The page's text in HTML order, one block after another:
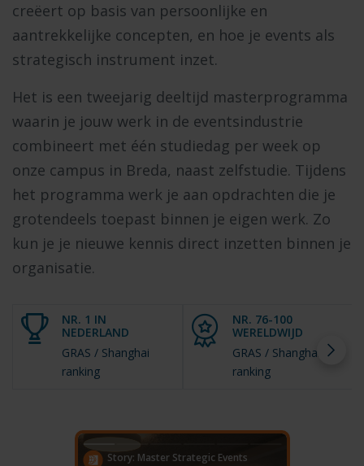
creëert op basis van persoonlijke en
aantrekkelijke concepten, en hoe je events als
strategisch instrument inzet.
Het is een tweejarig deeltijd masterprogramma
waarin je jouw werk in de eventsindustrie
combineert met één studiedag per week op
onze campus in Breda, naast zelfstudie. Tijdens
het programma werk je aan opdrachten die je
grotendeels toepast binnen je eigen werk. Zo
kun je je nieuwe kennis direct inzetten binnen je
organisatie.
NR. 1 IN
NEDERLAND
GRAS / Shanghai
ranking
NR. 76-100
WERELDWIJD
GRAS / Shanghai
ranking
Story: Master Strategic Events